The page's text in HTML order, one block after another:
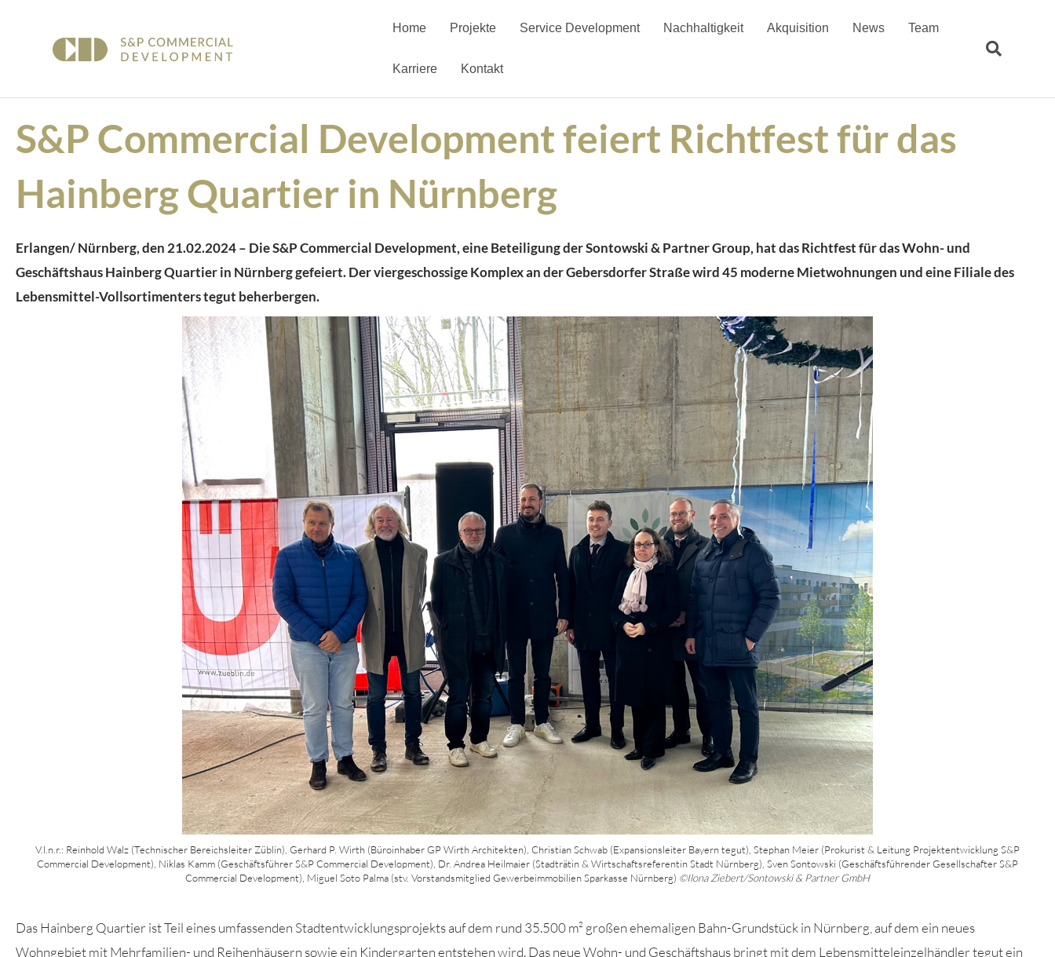
Home Projekte Service Development Nachhaltigkeit Akquisition News Team
Karriere Kontakt
S&P Commercial Development feiert Richtfest für das
Hainberg Quartier in Nürnberg
Erlangen/Nürnberg, den 21.02.2024– Die S&P Commercial Development, eine Beteiligung der Sontowski & Partner Group, hatdas Richtfest für das Wohn- und
Geschäftshaus Hainberg Quartier in Nürnberggefeiert. Der viergeschossige Komplex an derGebersdorferStraßewird45 moderne Mietwohnungen und eineFiliale des
Lebensmittel-Vollsortimenters tegut beherbergen.
V.l.n.r.: Reinhold Walz (Technischer Bereichsleiter Züblin), Gerhard P. Wirth (Büroinhaber GP Wirth Architekten), Christian Schwab (Expansionsleiter Bayern tegut), Stephan Meier (Prokurist & Leitung Projektentwicklung S&P
Commercial Development), Niklas Kamm (Geschäftsführer S&P Commercial Development), Dr. Andrea Heilmaier (Stadträtin & Wirtschaftsreferentin Stadt Nürnberg), Sven Sontowski (Geschäftsführender Gesellschafter S&P
Commercial Development), Miguel Soto Palma (stv. Vorstandsmitglied Gewerbeimmobilien Sparkasse Nürnberg) ©Ilona Ziebert/Sontowski & Partner GmbH
Das Hainberg Quartier ist Teil eines umfassenden Stadtentwicklungsprojekts auf dem rund 35.500 m² großen ehemaligen Bahn-Grundstück in Nürnberg, auf dem ein neues
Wohngebiet mit Mehrfamilien- und Reihenhäusern sowie ein Kindergarten entstehen wird. Das neue Wohn- und Geschäftshaus bringt mit dem Lebensmitteleinzelhändler tegut ein